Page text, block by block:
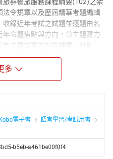
令規章以及歷屆精華考題編輯
錄近年考試之試題並逐題由名
年命題焦點與方向。◎主題實力
主題式實力加強題庫，針對
考試範圍，針對精華試題，編
考題、題庫之匯整與逐題解
考試趨向與題型；並於經典範
使考生可以藉由淺而深的試題
任督二脈之效。◎高分必勝模擬
圍綜合模擬考，主要取材自各
之試題、並加強最新公布之考
合模擬考及逐題解析，加深考
綜合而言，此書之編寫旨在藉
多
電子書
語言學習/考試用書
b5eb-a461be00f0f4